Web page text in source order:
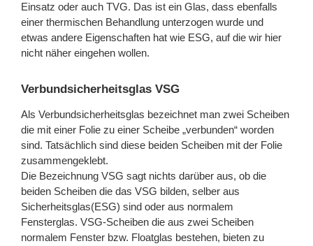
Einsatz oder auch TVG. Das ist ein Glas, dass ebenfalls
einer thermischen Behandlung unterzogen wurde und
etwas andere Eigenschaften hat wie ESG, auf die wir hier
nicht näher eingehen wollen.
Verbundsicherheitsglas VSG
Als Verbundsicherheitsglas bezeichnet man zwei Scheiben
die mit einer Folie zu einer Scheibe „verbunden“ worden
sind. Tatsächlich sind diese beiden Scheiben mit der Folie
zusammengeklebt.
Die Bezeichnung VSG sagt nichts darüber aus, ob die
beiden Scheiben die das VSG bilden, selber aus
Sicherheitsglas(ESG) sind oder aus normalem
Fensterglas. VSG-Scheiben die aus zwei Scheiben
normalem Fenster bzw. Floatglas bestehen, bieten zu